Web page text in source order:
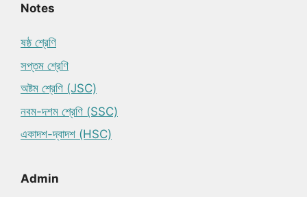
Notes
ষষ্ঠ শ্রেণি
সপ্তম শ্রেণি
অষ্টম শ্রেণি (JSC)
নবম-দশম শ্রেণি (SSC)
একাদশ-দ্বাদশ (HSC)
Admin